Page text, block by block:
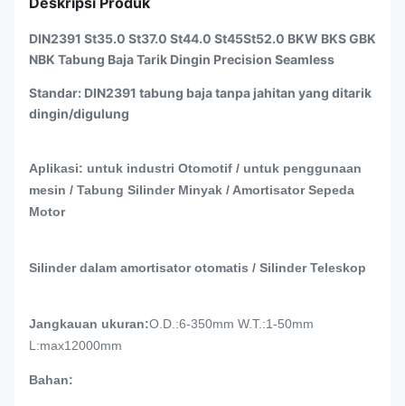
DIN2391 St35.0 St37.0 St44.0 St45St52.0 BKW BKS GBK
NBK Tabung Baja Tarik Dingin Precision Seamless
Standar: DIN2391 tabung baja tanpa jahitan yang ditarik
dingin/digulung
Aplikasi: untuk industri Otomotif / untuk penggunaan
mesin / Tabung Silinder Minyak / Amortisator Sepeda
Motor
Silinder dalam amortisator otomatis / Silinder Teleskop
Jangkauan ukuran:O.D.:6-350mm W.T.:1-50mm
L:max12000mm
Bahan: